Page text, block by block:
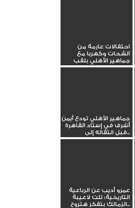
احتفالات عارمة من
الشحات وكهربا مع
جماهير الأهلي بلقب
الدوري.....
جماهير الأهلي تودع أيمن
أشرف في إستاد القاهرة
قبل انتقاله إلى...
عمرو أديب عن الرباعية
التاريخية: تلت لاعيبة
الزمالك بتفكر هتروح...